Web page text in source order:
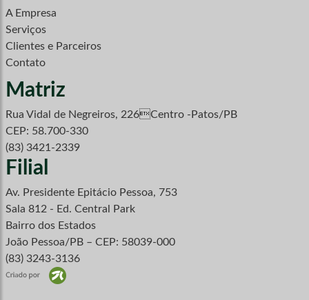
A Empresa
Serviços
Clientes e Parceiros
Contato
Matriz
Rua Vidal de Negreiros, 226Centro -Patos/PB
CEP: 58.700-330
(83) 3421-2339
Filial
Av. Presidente Epitácio Pessoa, 753
Sala 812 - Ed. Central Park
Bairro dos Estados
João Pessoa/PB – CEP: 58039-000
(83) 3243-3136